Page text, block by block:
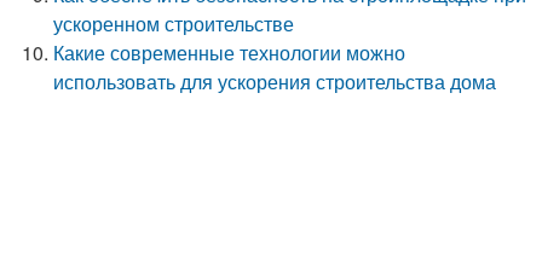
ускоренном строительстве
Какие современные технологии можно
использовать для ускорения строительства дома